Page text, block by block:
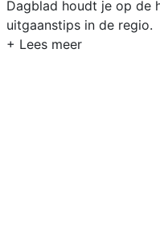
Dagblad houdt je op de
uitgaanstips in de regio.